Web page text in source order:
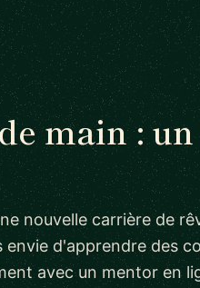
main :
nouvelle carrière de
envie d'apprendre des
avec un mentor en